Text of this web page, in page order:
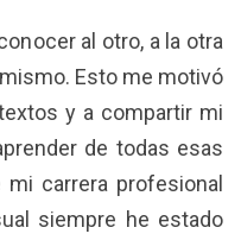
al otro, a la otra
Esto me motivó
y a compartir mi
de todas esas
mi carrera profesional
siempre he estado